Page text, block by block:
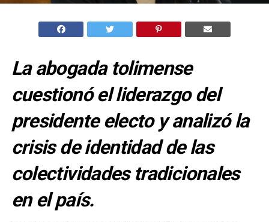
La abogada tolimense
cuestionó el liderazgo del
presidente electo y analizó la
crisis de identidad de las
colectividades tradicionales
en el país.